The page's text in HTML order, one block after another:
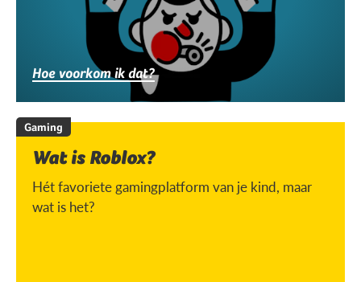
Hoe voorkom ik dat?
Gaming
Wat is Roblox?
Hét favoriete gamingplatform van je kind, maar
wat is het?